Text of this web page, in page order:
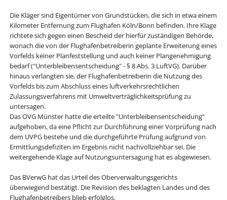
Die Kläger sind Eigentümer von Grundstücken, die sich in etwa einem
Kilometer Entfernung zum Flughafen Köln/Bonn befinden. Ihre Klage
richtete sich gegen einen Bescheid der hierfür zuständigen Behörde,
wonach die von der Flughafenbetreiberin geplante Erweiterung eines
Vorfelds keiner Planfeststellung und auch keiner Plangenehmigung
bedarf ("Unterbleibensentscheidung" - § 8 Abs. 3 LuftVG). Darüber
hinaus verlangten sie, der Flughafenbetreiberin die Nutzung des
Vorfelds bis zum Abschluss eines luftverkehrsrechtlichen
Zulassungsverfahrens mit Umweltverträglichkeitsprüfung zu
untersagen.
Das OVG Münster hatte die erteilte "Unterbleibensentscheidung"
aufgehoben, da eine Pflicht zur Durchführung einer Vorprüfung nach
dem UVPG bestehe und die durchgeführte Prüfung aufgrund von
Ermittlungsdefiziten im Ergebnis nicht nachvollziehbar sei. Die
weitergehende Klage auf Nutzungsuntersagung hat es abgewiesen.
Das BVerwG hat das Urteil des Oberverwaltungsgerichts
überwiegend bestätigt. Die Revision des beklagten Landes und des
Flughafenbetreibers blieb erfolglos.